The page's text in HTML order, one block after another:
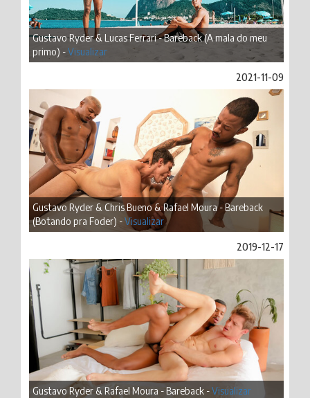
Gustavo Ryder & Lucas Ferrari - Bareback (A mala do meu
primo) -Visualizar
2021-11-09
Gustavo Ryder & Chris Bueno & Rafael Moura - Bareback
(Botando pra Foder) -Visualizar
2019-12-17
Gustavo Ryder & Rafael Moura - Bareback -Visualizar